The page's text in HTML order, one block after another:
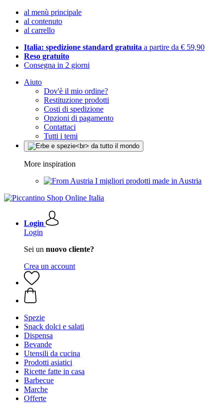
al menù principale
al contenuto
al carrello
Italia: spedizione standard gratuita a partire da € 59,90
Reso gratuito
Consegna in 2 giorni
Aiuto
Dov'è il mio ordine?
Restituzione prodotti
Costi di spedizione
Opzioni di pagamento
Contattaci
Tutti i temi
More inspiration
I migliori prodotti made in Austria
Login
Login
Sei un nuovo cliente?
Crea un account
Spezie
Snack dolci e salati
Dispensa
Bevande
Utensili da cucina
Prodotti asiatici
Ricette fatte in casa
Barbecue
Marche
Offerte